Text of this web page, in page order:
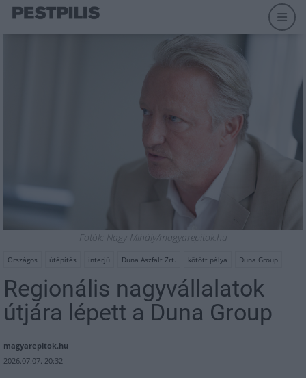
Fotók: Nagy Mihály/magyarepitok.hu
Országos útépítés interjú Duna Aszfalt Zrt. kötött pálya Duna Group
Regionális nagyvállalatok
útjára lépett a Duna Group
magyarepitok.hu
2026.07.07. 20:32